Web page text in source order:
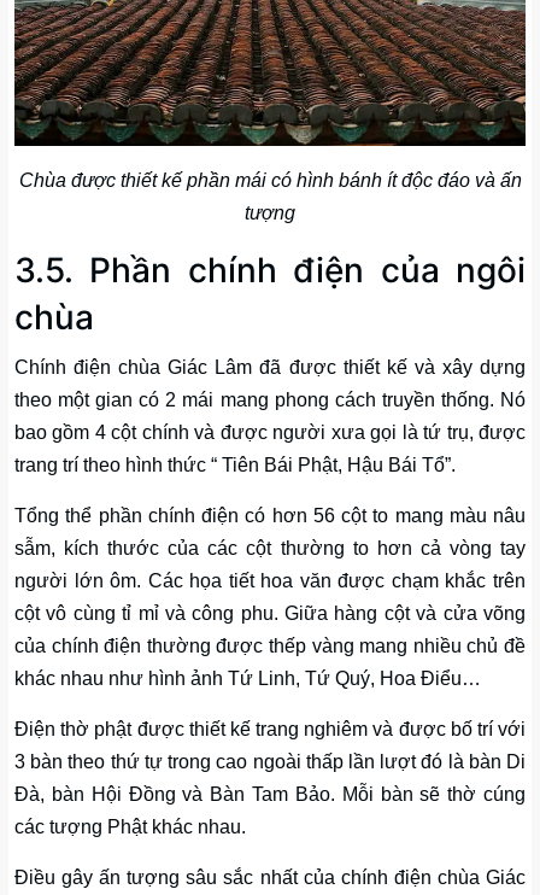
Chùa được thiết kế phần mái có hình bánh ít độc đáo và ấn
tượng
3.5. Phần chính điện của ngôi
chùa
Chính điện chùa Giác Lâm đã được thiết kế và xây dựng
theo một gian có 2 mái mang phong cách truyền thống. Nó
bao gồm 4 cột chính và được người xưa gọi là tứ trụ, được
trang trí theo hình thức “ Tiên Bái Phật, Hậu Bái Tổ”.
Tổng thể phần chính điện có hơn 56 cột to mang màu nâu
sẫm, kích thước của các cột thường to hơn cả vòng tay
người lớn ôm. Các họa tiết hoa văn được chạm khắc trên
cột vô cùng tỉ mỉ và công phu. Giữa hàng cột và cửa võng
của chính điện thường được thếp vàng mang nhiều chủ đề
khác nhau như hình ảnh Tứ Linh, Tứ Quý, Hoa Điểu…
Điện thờ phật được thiết kế trang nghiêm và được bố trí với
3 bàn theo thứ tự trong cao ngoài thấp lần lượt đó là bàn Di
Đà, bàn Hội Đồng và Bàn Tam Bảo. Mỗi bàn sẽ thờ cúng
các tượng Phật khác nhau.
Điều gây ấn tượng sâu sắc nhất của chính điện chùa Giác